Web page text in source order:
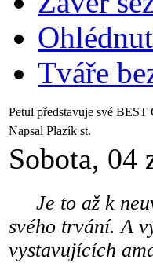
Tváře
Petul představuje své BEST
Napsal Plazík st.
Sobota, 04
Je to až k
svého trvání. A
vystavujících